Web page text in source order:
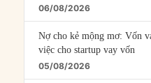
06/08/2026
Nợ cho kẻ mộng mơ: Vốn
việc cho startup vay vốn
05/08/2026